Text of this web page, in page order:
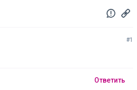
#1
Ответить